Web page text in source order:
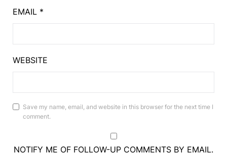
EMAIL *
WEBSITE
Save my name, email, and website in this browser for the next time I
comment.
NOTIFY ME OF FOLLOW-UP COMMENTS BY EMAIL.